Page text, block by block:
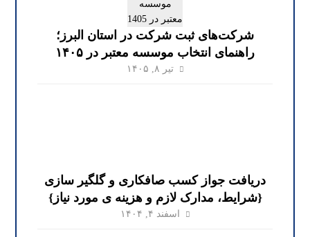
شرکت‌های ثبت شرکت در استان البرز؛
راهنمای انتخاب موسسه معتبر در ۱۴۰۵
تیر ۸, ۱۴۰۵
دریافت جواز کسب صافکاری و گلگیر سازی
{شرایط، مدارک لازم و هزینه ی مورد نیاز}
اسفند ۴, ۱۴۰۴